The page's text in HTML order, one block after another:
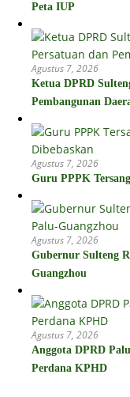
Peta IUP
Agustus 7, 2026
Ketua DPRD
Pembangunan
Agustus 7, 2026
Guru PPPK
Agustus 7, 2026
Gubernur Sulteng
Guangzhou
Agustus 7, 2026
Anggota DPRD
Perdana KPHD